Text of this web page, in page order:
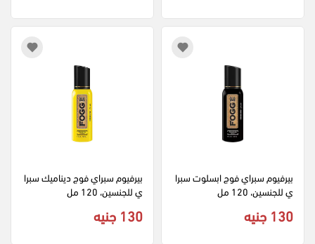
بيرفيوم سبراي فوج ابسلوت سبرا
ي للجنسين، 120 مل
130 جنيه
بيرفيوم سبراي فوج ديناميك سبرا
ي للجنسين، 120 مل
130 جنيه